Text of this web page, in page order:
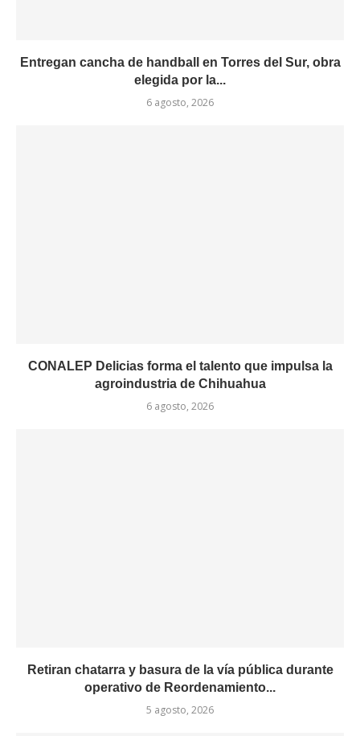
Entregan cancha de handball en Torres del Sur, obra
elegida por la...
6 agosto, 2026
CONALEP Delicias forma el talento que impulsa la
agroindustria de Chihuahua
6 agosto, 2026
Retiran chatarra y basura de la vía pública durante
operativo de Reordenamiento...
5 agosto, 2026